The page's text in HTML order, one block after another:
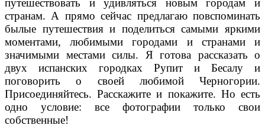
странам. А прямо сейчас предлагаю повспоминать
былые путешествия и поделиться самыми яркими
моментами, любимыми городами и странами и
значимыми местами силы. Я готова рассказать о
двух испанских городках Рупит и Бесалу и
поговорить о своей любимой Черногории.
Присоединяйтесь. Расскажите и покажите. Но есть
одно условие: все фотографии только свои
собственные!